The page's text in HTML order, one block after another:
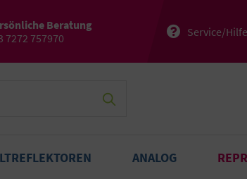
Beratung
7272 757970
Service/Hilfe
ANALOG